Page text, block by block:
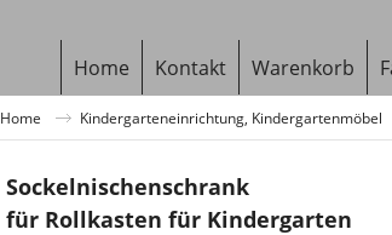
Home Kontakt Warenkorb
Home Kindergarteneinrichtung, Kindergartenmöbel
Sockelnischenschrank
für Rollkasten für Kindergarten